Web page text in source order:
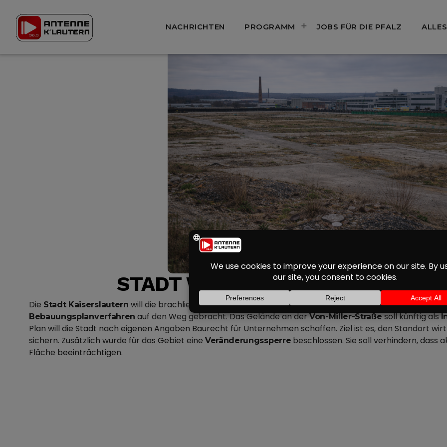
NACHRICHTEN PROGRAMM JOBS FÜR DIE PFALZ
STADT WILL ACC-FLÄCHE NEU
Die Stadt Kaiserslautern will die brachliegendeACC-Flächeneu entwickeln. Der Stadtrat hat dafür in
Bebauungsplanverfahren auf den Weg gebracht. Das Gelände an derVon-Miller-Straßesoll künftig als
Plan will die Stadt nach eigenen Angaben Baurecht für Unternehmen schaffen. Ziel ist es, den Standort
sichern. Zusätzlich wurde für das Gebiet eine Veränderungssperre beschlossen. Sie soll verhindern, dass
Fläche beeinträchtigen.